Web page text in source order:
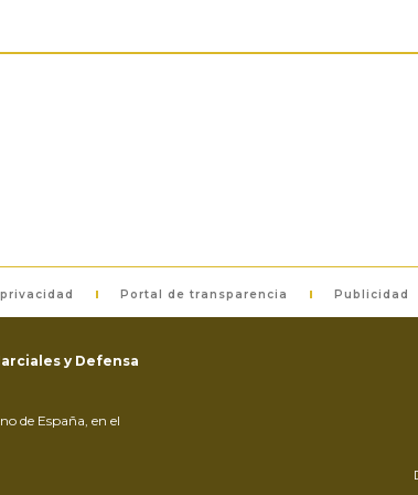
Portal de transparencia Publicidad
y Defensa
de España, en el